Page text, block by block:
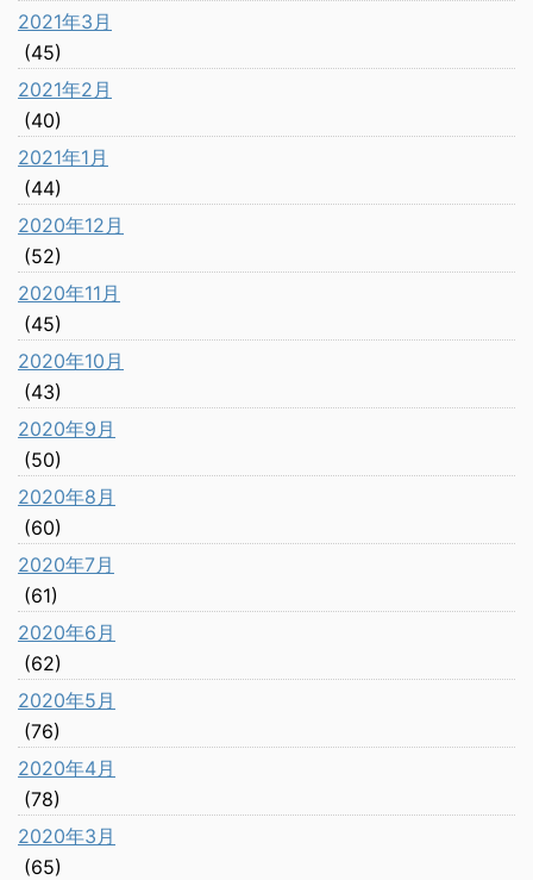
2021年3月
(45)
2021年2月
(40)
2021年1月
(44)
2020年12月
(52)
2020年11月
(45)
2020年10月
(43)
2020年9月
(50)
2020年8月
(60)
2020年7月
(61)
2020年6月
(62)
2020年5月
(76)
2020年4月
(78)
2020年3月
(65)